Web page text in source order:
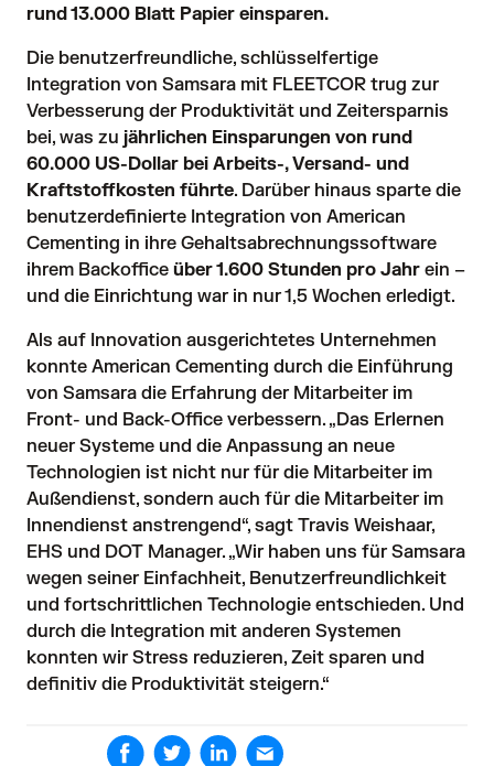
rund 13.000 Blatt Papier einsparen.
Die benutzerfreundliche, schlüsselfertige
Integration von Samsara mit FLEETCOR trug zur
Verbesserung der Produktivität und Zeitersparnis
bei, was zu jährlichen Einsparungen von rund
60.000 US-Dollar bei Arbeits-, Versand- und
Kraftstoffkosten führte. Darüber hinaus sparte die
benutzerdefinierte Integration von American
Cementing in ihre Gehaltsabrechnungssoftware
ihrem Backoffice über 1.600 Stunden pro Jahr ein –
und die Einrichtung war in nur 1,5 Wochen erledigt.
Als auf Innovation ausgerichtetes Unternehmen
konnte American Cementing durch die Einführung
von Samsara die Erfahrung der Mitarbeiter im
Front- und Back-Office verbessern. „Das Erlernen
neuer Systeme und die Anpassung an neue
Technologien ist nicht nur für die Mitarbeiter im
Außendienst, sondern auch für die Mitarbeiter im
Innendienst anstrengend“, sagt Travis Weishaar,
EHS und DOT Manager. „Wir haben uns für Samsara
wegen seiner Einfachheit, Benutzerfreundlichkeit
und fortschrittlichen Technologie entschieden. Und
durch die Integration mit anderen Systemen
konnten wir Stress reduzieren, Zeit sparen und
definitiv die Produktivität steigern.“